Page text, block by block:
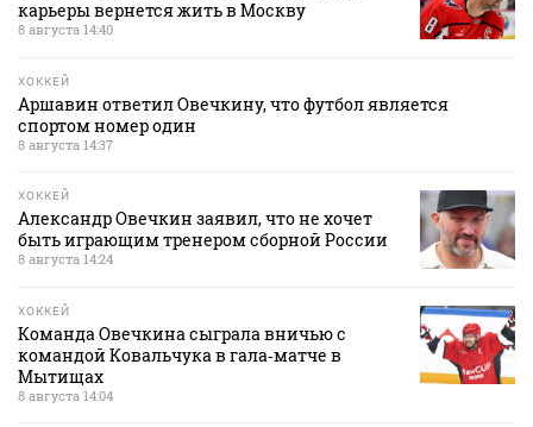
карьеры вернется жить в Москву
8 августа 14:40
ХОККЕЙ
Аршавин ответил Овечкину, что футбол является
спортом номер один
8 августа 14:37
ХОККЕЙ
Александр Овечкин заявил, что не хочет
быть играющим тренером сборной России
8 августа 14:24
ХОККЕЙ
Команда Овечкина сыграла вничью с
командой Ковальчука в гала‑матче в
Мытищах
8 августа 14:04